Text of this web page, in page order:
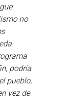
no
podría
pueblo,
vez de